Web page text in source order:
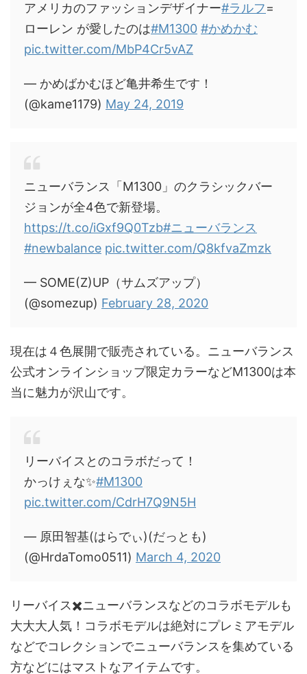
アメリカのファッションデザイナー#ラルフ=
ローレン が愛したのは#M1300 #かめかむ
pic.twitter.com/MbP4Cr5vAZ
— かめばかむほど亀井希生です！
(@kame1179) May 24, 2019
ニューバランス「M1300」のクラシックバー
ジョンが全4色で新登場。
https://t.co/iGxf9Q0Tzb#ニューバランス
#newbalance pic.twitter.com/Q8kfvaZmzk
— SOME(Z)UP（サムズアップ）
(@somezup) February 28, 2020
現在は４色展開で販売されている。ニューバランス
公式オンラインショップ限定カラーなどM1300は本
当に魅力が沢山です。
リーバイスとのコラボだって！
かっけぇな✨#M1300
pic.twitter.com/CdrH7Q9N5H
— 原田智基(はらでぃ)(だっとも)
(@HrdaTomo0511) March 4, 2020
リーバイス✖️ニューバランスなどのコラボモデルも
大大大人気！コラボモデルは絶対にプレミアモデル
などでコレクションでニューバランスを集めている
方などにはマストなアイテムです。